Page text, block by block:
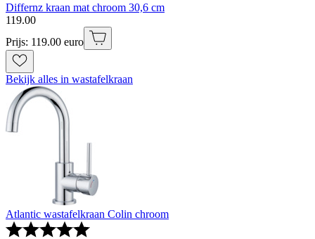
Differnz kraan mat chroom 30,6 cm
119.00
Prijs: 119.00 euro
Bekijk alles in wastafelkraan
Atlantic wastafelkraan Colin chroom